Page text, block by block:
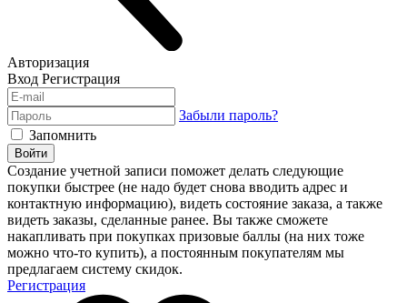
Авторизация
Вход Регистрация
Забыли пароль?
Запомнить
Войти
Создание учетной записи поможет делать следующие
покупки быстрее (не надо будет снова вводить адрес и
контактную информацию), видеть состояние заказа, а также
видеть заказы, сделанные ранее. Вы также сможете
накапливать при покупках призовые баллы (на них тоже
можно что-то купить), а постоянным покупателям мы
предлагаем систему скидок.
Регистрация